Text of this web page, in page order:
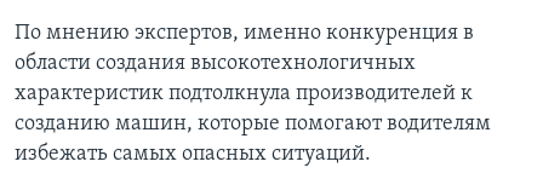
По мнению экспертов, именно конкуренция в
области создания высокотехнологичных
характеристик подтолкнула производителей к
созданию машин, которые помогают водителям
избежать самых опасных ситуаций.